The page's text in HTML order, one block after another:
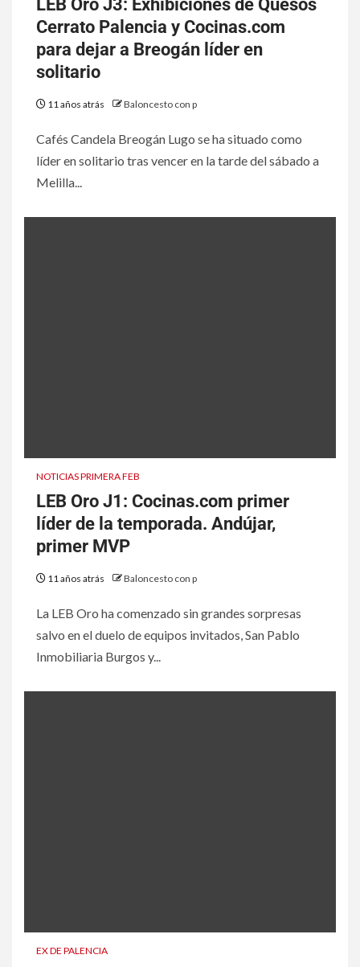
LEB Oro J3: Exhibiciones de Quesos
Cerrato Palencia y Cocinas.com
para dejar a Breogán líder en
solitario
11 años atrás Baloncesto con p
Cafés Candela Breogán Lugo se ha situado como
líder en solitario tras vencer en la tarde del sábado a
Melilla...
NOTICIAS PRIMERA FEB
LEB Oro J1: Cocinas.com primer
líder de la temporada. Andújar,
primer MVP
11 años atrás Baloncesto con p
La LEB Oro ha comenzado sin grandes sorpresas
salvo en el duelo de equipos invitados, San Pablo
Inmobiliaria Burgos y...
EX DE PALENCIA